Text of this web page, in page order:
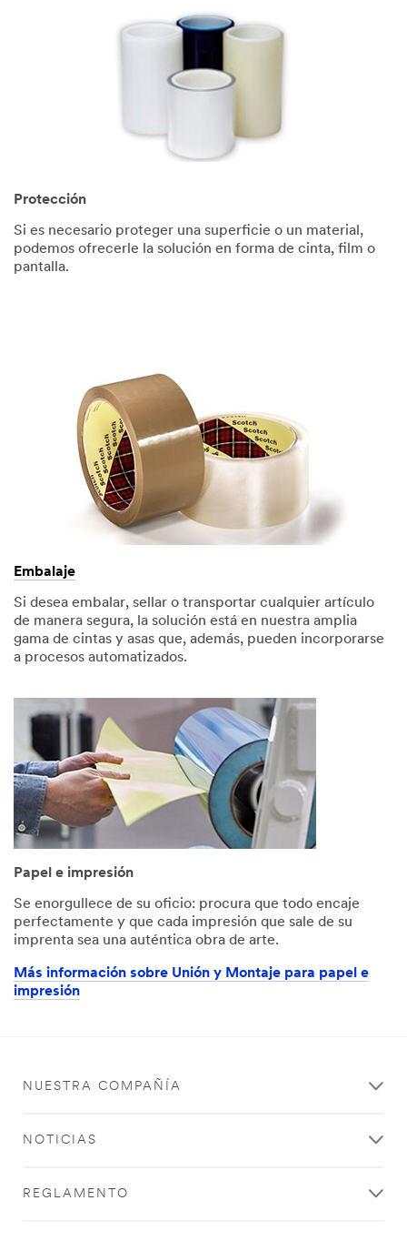
Protección
Si es necesario proteger una superficie o un material,
podemos ofrecerle la solución en forma de cinta, film o
pantalla.
Embalaje
Si desea embalar, sellar o transportar cualquier artículo
de manera segura, la solución está en nuestra amplia
gama de cintas y asas que, además, pueden incorporarse
a procesos automatizados.
Papel e impresión
Se enorgullece de su oficio: procura que todo encaje
perfectamente y que cada impresión que sale de su
imprenta sea una auténtica obra de arte.
Más información sobre Unión y Montaje para papel e
impresión
NUESTRA COMPAÑÍA
NOTICIAS
REGLAMENTO